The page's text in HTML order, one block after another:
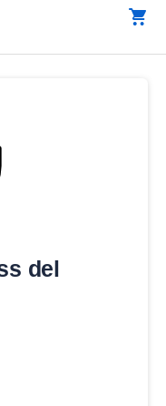
de Marketing
del